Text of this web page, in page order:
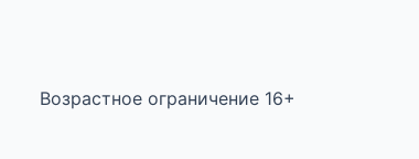
Возрастное ограничение 16+